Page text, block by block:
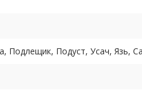
Подлещик, Подуст, Усач, Язь,